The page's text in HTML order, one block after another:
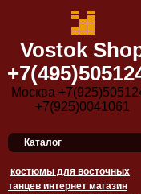
Vostok
Москва
+7(925)0041061
Каталог
костюмы для восточных
танцев интернет магазин